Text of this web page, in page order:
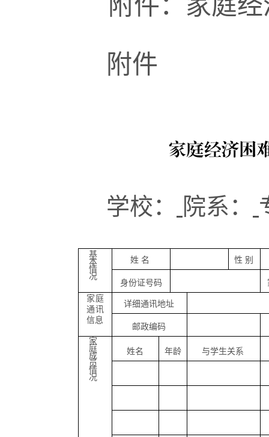
附件
学校： 院系：
基
本
情
况
姓 名 性 别
身份证号码
家庭
通讯
信息
详细通讯地址
邮政编码
家
庭
成
员
情
况
姓名 年龄 与学生关系